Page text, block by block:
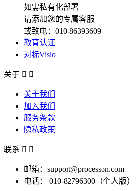
如需私有化部署
请添加您的专属客服
或致电：010-86393609
教育认证
对标Visio
关于  
关于我们
加入我们
服务条款
隐私政策
联系  
邮箱：support@processon.com
电话：
010-82796300（个人版）